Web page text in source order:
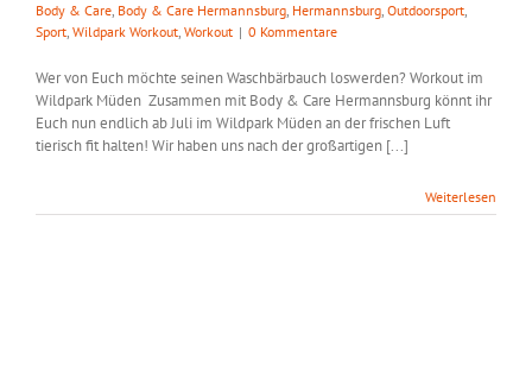
Body & Care, Body & Care Hermannsburg, Hermannsburg, Outdoorsport,
Sport, Wildpark Workout, Workout | 0 Kommentare
Wer von Euch möchte seinen Waschbärbauch loswerden? Workout im
Wildpark Müden Zusammen mit Body & Care Hermannsburg könnt ihr
Euch nun endlich ab Juli im Wildpark Müden an der frischen Luft
tierisch fit halten! Wir haben uns nach der großartigen [...]
Weiterlesen